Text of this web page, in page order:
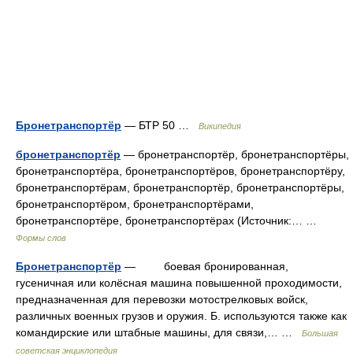
Бронетранспортёр — БТР 50 … Википедия
бронетранспортёр — бронетранспортёр, бронетранспортёры,
бронетранспортёра, бронетранспортёров, бронетранспортёру,
бронетранспортёрам, бронетранспортёр, бронетранспортёры,
бронетранспортёром, бронетранспортёрами,
бронетранспортёре, бронетранспортёрах (Источник:… …
Формы слов
Бронетранспортёр — боевая бронированная,
гусеничная или колёсная машина повышенной проходимости,
предназначенная для перевозки мотострелковых войск,
различных военных грузов и оружия. Б. используются также как
командирские или штабные машины, для связи,… …
Большая
советская энциклопедия